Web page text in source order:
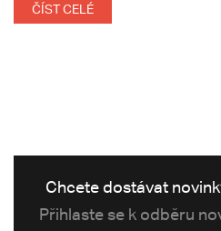
ČÍST CELÉ
Chcete dostávat
Přihlaste se k odběru